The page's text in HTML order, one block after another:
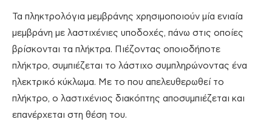
Τα πληκτρολόγια μεμβράνης χρησιμοποιούν μία ενιαία
μεμβράνη με λαστιχένιες υποδοχές, πάνω στις οποίες
βρίσκονται τα πλήκτρα. Πιέζοντας οποιοδήποτε
πλήκτρο, συμπιέζεται το λάστιχο συμπληρώνοντας ένα
ηλεκτρικό κύκλωμα. Με το που απελευθερωθεί το
πλήκτρο, ο λαστιχένιος διακόπτης αποσυμπιέζεται και
επανέρχεται στη θέση του.